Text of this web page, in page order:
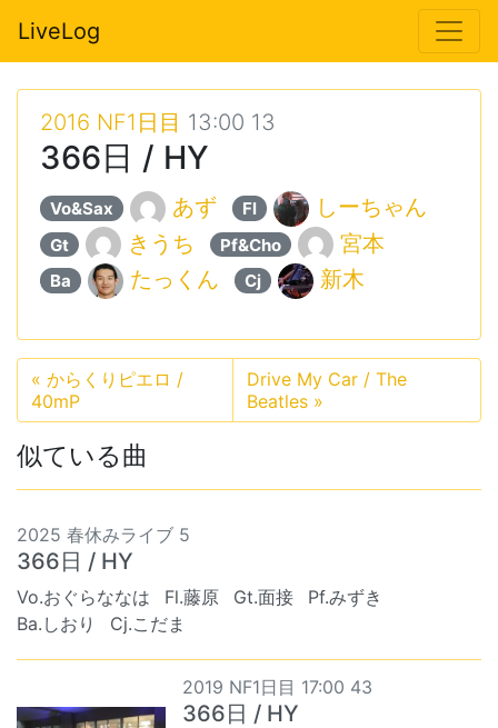
LiveLog
2016 NF1日目 13:00 13
366日 / HY
Vo&Sax あず Fl しーちゃん
Gt きうち Pf&Cho 宮本
Ba たっくん Cj 新木
« からくりピエロ /
40mP
Drive My Car / The
Beatles »
似ている曲
2025 春休みライブ 5
366日 / HY
Vo.おぐらななは Fl.藤原 Gt.面接
Pf.みずき
Ba.しおり
Cj.こだま
2019 NF1日目 17:00 43
366日 / HY